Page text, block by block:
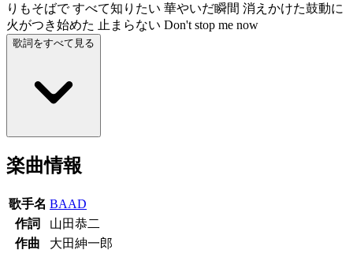
りもそばで すべて知りたい 華やいだ瞬間 消えかけた鼓動に
火がつき始めた 止まらない Don't stop me now
歌詞をすべて見る
楽曲情報
歌手名 BAAD
作詞
山田恭二
作曲
大田紳一郎